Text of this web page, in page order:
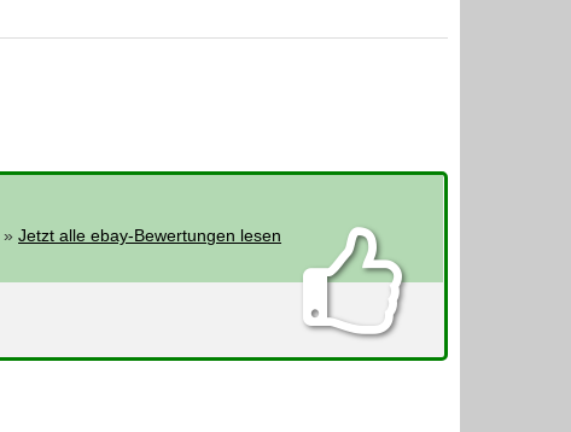
»Jetzt alle ebay-Bewertungen lesen